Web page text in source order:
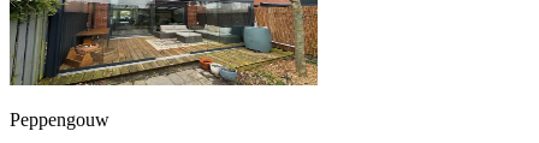
Peppengouw